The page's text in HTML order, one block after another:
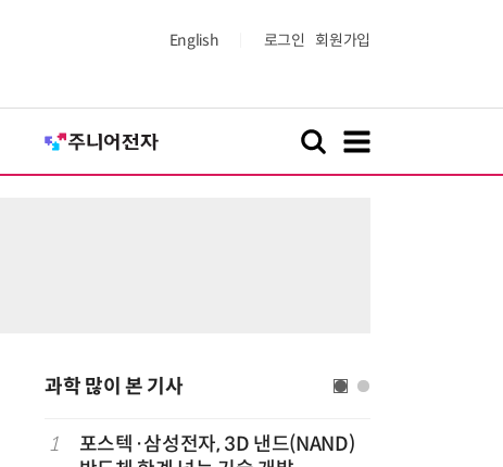
English 로그인 회원가입
과학 많이 본 기사
1
포스텍·삼성전자, 3D 낸드(NAND)